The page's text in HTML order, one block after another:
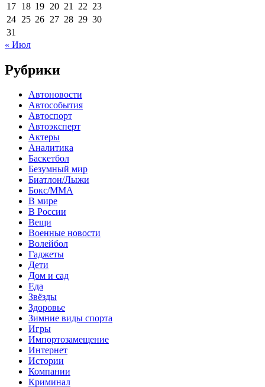
17 18 19 20 21 22 23
24 25 26 27 28 29 30
31
« Июл
Рубрики
Автоновости
Автособытия
Автоспорт
Автоэксперт
Актеры
Аналитика
Баскетбол
Безумный мир
Биатлон/Лыжи
Бокс/MMA
В мире
В России
Вещи
Военные новости
Волейбол
Гаджеты
Дети
Дом и сад
Еда
Звёзды
Здоровье
Зимние виды спорта
Игры
Импортозамещение
Интернет
Истории
Компании
Криминал